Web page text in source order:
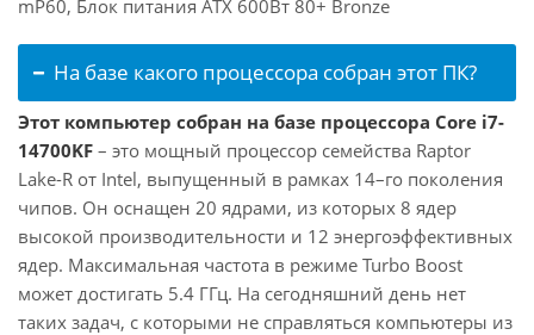
mP60, Блок питания ATX 600Вт 80+ Bronze
На базе какого процессора собран этот ПК?
Этот компьютер собран на базе процессора Core i7-
14700KF – это мощный процессор семейства Raptor
Lake-R от Intel, выпущенный в рамках 14–го поколения
чипов. Он оснащен 20 ядрами, из которых 8 ядер
высокой производительности и 12 энергоэффективных
ядер. Максимальная частота в режиме Turbo Boost
может достигать 5.4 ГГц. На сегодняшний день нет
таких задач, с которыми не справляться компьютеры из